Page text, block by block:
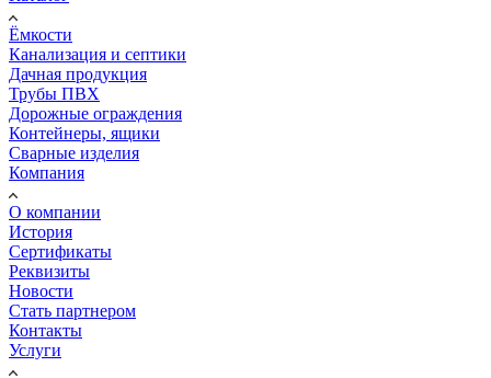
Ёмкости
Канализация и септики
Дачная продукция
Трубы ПВХ
Дорожные ограждения
Контейнеры, ящики
Сварные изделия
Компания
О компании
История
Сертификаты
Реквизиты
Новости
Стать партнером
Контакты
Услуги